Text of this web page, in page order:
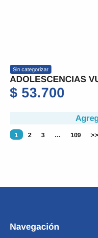
Sin categorizar
ADOLESCENCIAS
$ 53.700
1 2 3 … 109 >>
Navegación